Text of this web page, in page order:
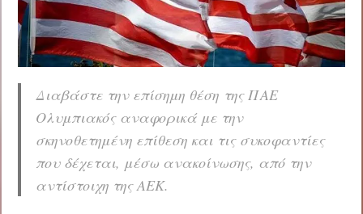
Διαβάστε την επίσημη θέση της ΠΑΕ
Ολυμπιακός αναφορικά με την
σκηνοθετημένη επίθεση και τις συκοφαντίες
που δέχεται, μέσω ανακοίνωσης, από την
αντίστοιχη της ΑΕΚ.